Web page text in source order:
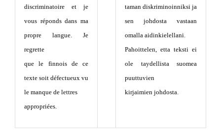
discriminatoire et je
vous réponds dans ma
propre langue. Je
regrette
que le finnois de ce
texte soit défectueux vu
le manque de lettres
appropriées.
taman diskriminoinniksi ja
sen johdosta vastaan
omalla aidinkielellani.
Pahoittelen, etta teksti ei
ole taydellista suomea
puuttuvien
kirjaimien johdosta.